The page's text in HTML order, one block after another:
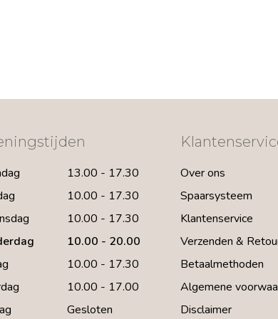
13.00 - 17.30
10.00 - 17.30
10.00 - 17.30
10.00 - 20.00
10.00 - 17.30
10.00 - 17.00
Gesloten
Over ons
Spaarsysteem
Klantenservice
Verzenden &
Betaalmethoden
Algemene
Disclaimer